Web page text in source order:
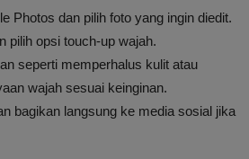
Photos dan pilih foto yang ingin diedit.
pilih opsi touch-up wajah.
seperti memperhalus kulit atau
wajah sesuai keinginan.
bagikan langsung ke media sosial jika